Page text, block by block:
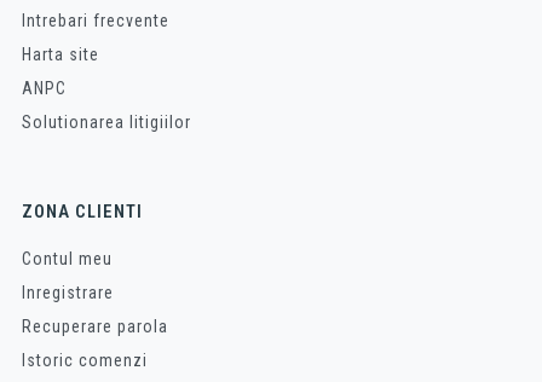
Intrebari frecvente
Harta site
ANPC
Solutionarea litigiilor
ZONA CLIENTI
Contul meu
Inregistrare
Recuperare parola
Istoric comenzi